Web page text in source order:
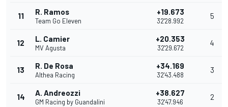
11 R. Ramos
Team Go Eleven
+19.673
32'28.992
5
12 L. Camier
MV Agusta
+20.353
32'29.672
4
13 R. De Rosa
Althea Racing
+34.169
32'43.488
3
14 A. Andreozzi
GM Racing by Guandalini
+38.627
32'47.946
2